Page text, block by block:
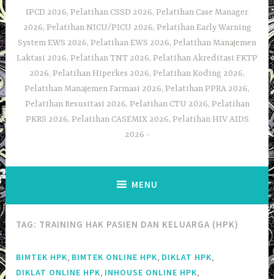
IPCD 2026, Pelatihan CSSD 2026, Pelatihan Case Manager
2026, Pelatihan NICU/PICU 2026, Pelatihan Early Warning
System EWS 2026, Pelatihan EWS 2026, Pelatihan Manajemen
Laktasi 2026, Pelatihan TNT 2026, Pelatihan Akreditasi FKTP
2026, Pelatihan Hiperkes 2026, Pelatihan Koding 2026,
Pelatihan Manajemen Farmasi 2026, Pelatihan PPRA 2026,
Pelatihan Resusitasi 2026, Pelatihan CTU 2026, Pelatihan
PKRS 2026, Pelatihan CASEMIX 2026, Pelatihan HIV AIDS
2026
MENU
TAG: TRAINING HAK PASIEN DAN KELUARGA (HPK)
BIMTEK HPK, BIMTEK ONLINE HPK, DIKLAT HPK,
DIKLAT ONLINE HPK, INHOUSE ONLINE HPK,